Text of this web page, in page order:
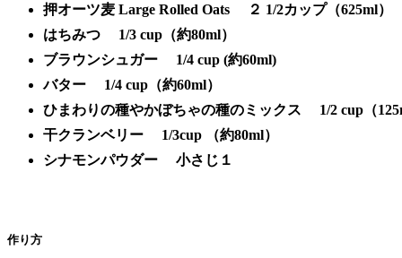
押オーツ麦 Large Rolled Oats ２ 1/2カップ（625ml）
はちみつ 1/3 cup（約80ml）
ブラウンシュガー 1/4 cup (約60ml)
バター 1/4 cup（約60ml）
ひまわりの種やかぼちゃの種のミックス 1/2 cup（
干クランベリー 1/3cup （約80ml）
シナモンパウダー 小さじ１
作り方